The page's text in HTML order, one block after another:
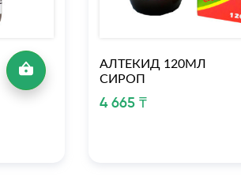
АЛТЕКИД 120МЛ
СИРОП
4 665 ₸